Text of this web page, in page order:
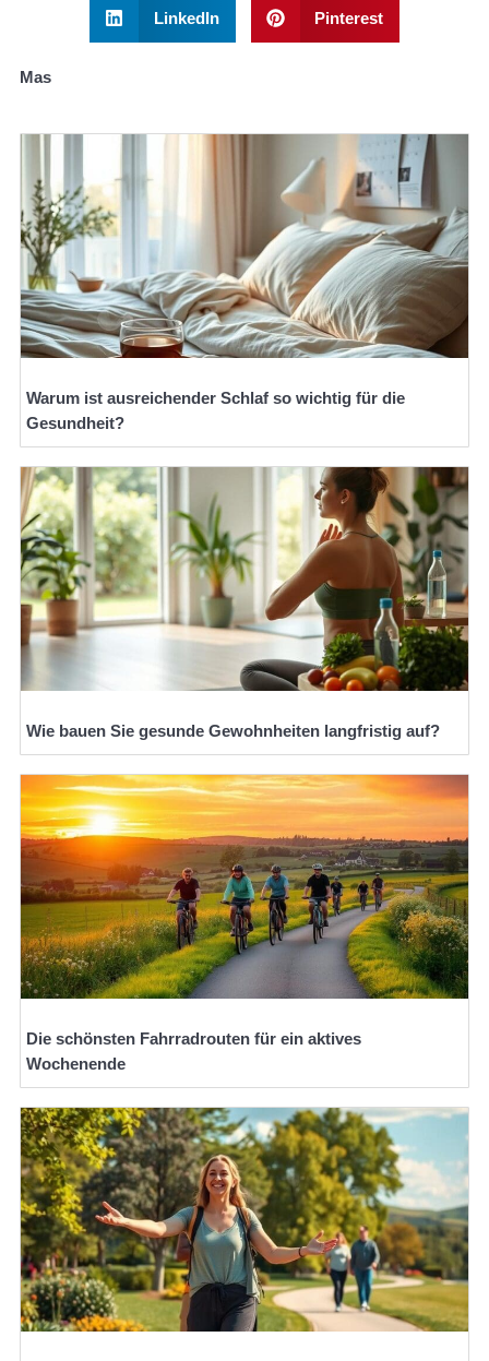
LinkedIn Pinterest
Mas
Warum ist ausreichender Schlaf so wichtig für die
Gesundheit?
Wie bauen Sie gesunde Gewohnheiten langfristig auf?
Die schönsten Fahrradrouten für ein aktives
Wochenende